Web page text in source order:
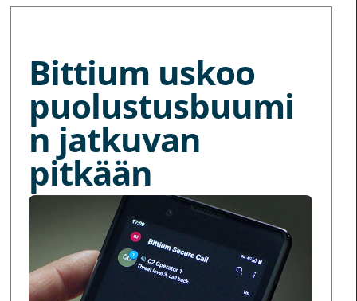
Bittium uskoo
puolustusbuumi
n jatkuvan
pitkään